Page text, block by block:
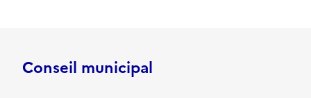
Conseil municipal